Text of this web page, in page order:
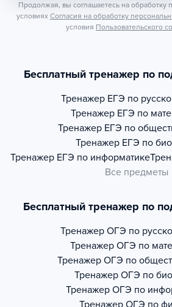
Продолжая, вы соглашаетесь на обработку
условиях Согласия на обработку
условия Пользовательского
Бесплатный тренажер по
Тренажер ЕГЭ по
Тренажер ЕГЭ по
Тренажер ЕГЭ по
Тренажер ЕГЭ по
Тренажер ЕГЭ по информатике
Все предметы
Бесплатный тренажер по
Тренажер ОГЭ по
Тренажер ОГЭ по
Тренажер ОГЭ по
Тренажер ОГЭ по
Тренажер ОГЭ по
Тренажер ОГЭ по